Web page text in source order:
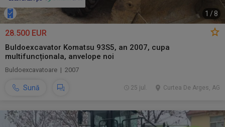
1 / 8
28.500 EUR
Buldoexcavator Komatsu 93S5, an 2007, cupa
multifuncționala, anvelope noi
Buldoexcavatoare | 2007
Sună Curtea De Arges, AG
25 jul.